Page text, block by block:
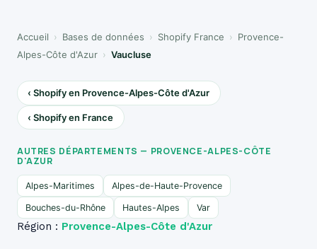
Accueil › Bases de données › Shopify France › Provence-
Alpes-Côte d'Azur › Vaucluse
‹ Shopify en Provence-Alpes-Côte d'Azur
‹ Shopify en France
AUTRES DÉPARTEMENTS — PROVENCE-ALPES-CÔTE
D'AZUR
Alpes-Maritimes Alpes-de-Haute-Provence
Bouches-du-Rhône Hautes-Alpes Var
Région : Provence-Alpes-Côte d'Azur